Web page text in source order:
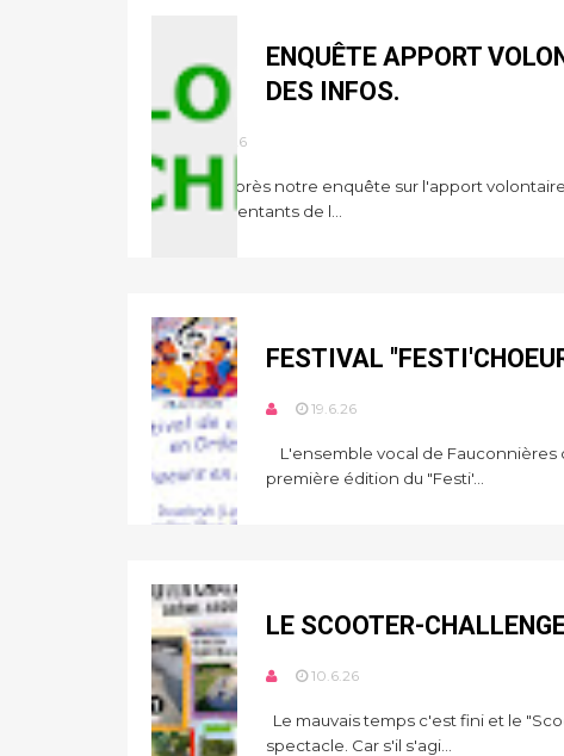
ENQUÊTE APPORT
DES INFOS.
24.6.26
Rappels Après notre enquête sur l'apport
des représentants de l...
FESTIVAL
19.6.26
L'ensemble vocal de Fauconnières
première édition du "Festi'...
LE SCOOTER-
10.6.26
Le mauvais temps c'est fini et le
spectacle. Car s'il s'agi...